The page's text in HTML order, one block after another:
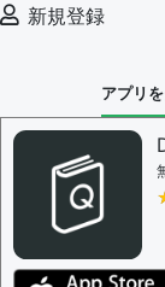
新規登録
アプリ